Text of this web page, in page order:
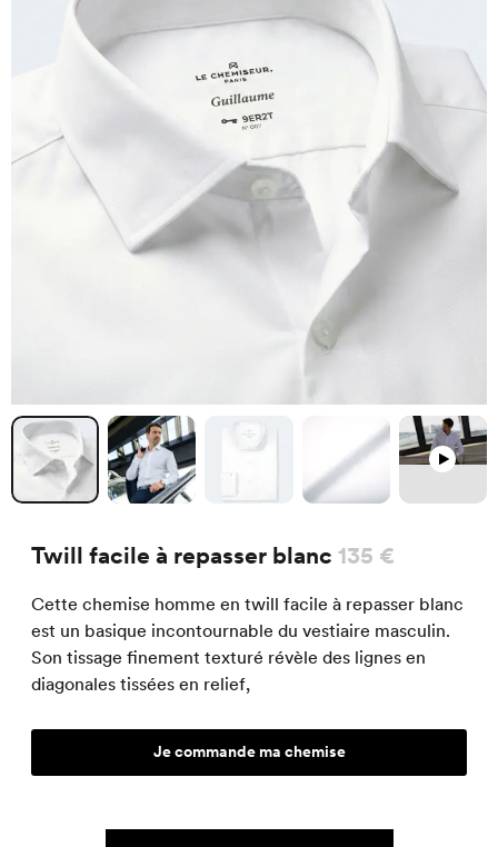
Twill facile à repasser blanc 135 €
Cette chemise homme en twill facile à repasser blanc
est un basique incontournable du vestiaire masculin.
Son tissage finement texturé révèle des lignes en
diagonales tissées en relief,
Je commande ma chemise